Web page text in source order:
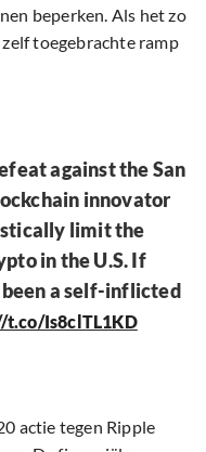
beperken. Als het zo
toegebrachte ramp
against the San
innovator
limit the
in the U.S. If
a self-inflicted
t.co/Is8clTL1KD
actie tegen Ripple